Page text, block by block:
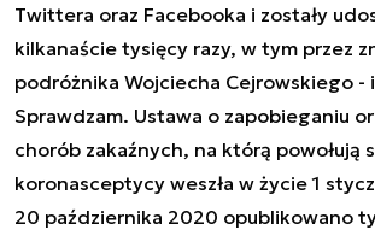
Twittera oraz Facebooka i zostały
kilkanaście tysięcy razy, w tym przez
podróżnika Wojciecha Cejrowskiego -
Sprawdzam. Ustawa o zapobieganiu
chorób zakaźnych, na którą powołują
koronasceptycy weszła w życie 1
20 października 2020 opublikowano